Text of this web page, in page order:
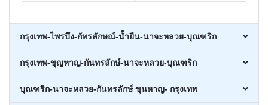
กรุงเทพ-ไพรบึง-กัทรลักษณ์-น้ำยืน-นาจะหลวย-บุณฑริก
กรุงเทพ-ขุญหาญ-กันทรลักษ์-นาจะหลวย-บุณฑริก
บุณฑริก-นาจะหลวย-กันทรลักษ์ ขุนหาญ- กรุงเทพ